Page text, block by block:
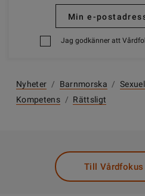
Jag godkänner att
Nyheter / Barnmorska /
Kompetens / Rättsligt
Till